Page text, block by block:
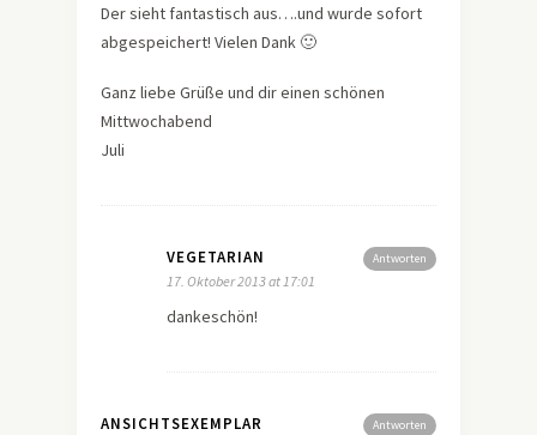
Der sieht fantastisch aus….und wurde sofort
abgespeichert! Vielen Dank 🙂
Ganz liebe Grüße und dir einen schönen
Mittwochabend
Juli
Antworten
VEGETARIAN
17. Oktober 2013 at 17:01
dankeschön!
Antworten
ANSICHTSEXEMPLAR